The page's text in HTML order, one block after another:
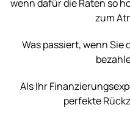
wenn dafür die Raten so
zum
Was passiert, wenn
Als Ihr
perfekte